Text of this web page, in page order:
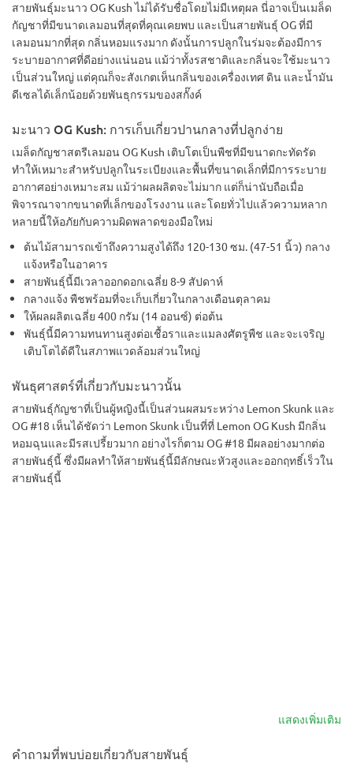
สายพันธุ์มะนาว OG Kush ไม่ได้รับชื่อโดยไม่มีเหตุผล นี่อาจเป็นเมล็ด
กัญชาที่มีขนาดเลมอนที่สุดที่คุณเคยพบ และเป็นสายพันธุ์ OG ที่มี
เลมอนมากที่สุด กลิ่นหอมแรงมาก ดังนั้นการปลูกในร่มจะต้องมีการ
ระบายอากาศที่ดีอย่างแน่นอน แม้ว่าทั้งรสชาติและกลิ่นจะใช้มะนาว
เป็นส่วนใหญ่ แต่คุณก็จะสังเกตเห็นกลิ่นของเครื่องเทศ ดิน และน้ำมัน
ดีเซลได้เล็กน้อยด้วยพันธุกรรมของสกั๊งค์
มะนาว OG Kush: การเก็บเกี่ยวปานกลางที่ปลูกง่าย
เมล็ดกัญชาสตรีเลมอน OG Kush เติบโตเป็นพืชที่มีขนาดกะทัดรัด
ทำให้เหมาะสำหรับปลูกในระเบียงและพื้นที่ขนาดเล็กที่มีการระบาย
อากาศอย่างเหมาะสม แม้ว่าผลผลิตจะไม่มาก แต่ก็น่านับถือเมื่อ
พิจารณาจากขนาดที่เล็กของโรงงาน และโดยทั่วไปแล้วความหลาก
หลายนี้ให้อภัยกับความผิดพลาดของมือใหม่
ต้นไม้สามารถเข้าถึงความสูงได้ถึง 120-130 ซม. (47-51 นิ้ว) กลาง
แจ้งหรือในอาคาร
สายพันธุ์นี้มีเวลาออกดอกเฉลี่ย 8-9 สัปดาห์
กลางแจ้ง พืชพร้อมที่จะเก็บเกี่ยวในกลางเดือนตุลาคม
ให้ผลผลิตเฉลี่ย 400 กรัม (14 ออนซ์) ต่อต้น
พันธุ์นี้มีความทนทานสูงต่อเชื้อราและแมลงศัตรูพืช และจะเจริญ
เติบโตได้ดีในสภาพแวดล้อมส่วนใหญ่
พันธุศาสตร์ที่เกี่ยวกับมะนาวนั้น
สายพันธุ์กัญชาที่เป็นผู้หญิงนี้เป็นส่วนผสมระหว่าง Lemon Skunk และ
OG #18 เห็นได้ชัดว่า Lemon Skunk เป็นที่ที่ Lemon OG Kush มีกลิ่น
หอมฉุนและมีรสเปรี้ยวมาก อย่างไรก็ตาม OG #18 มีผลอย่างมากต่อ
สายพันธุ์นี้ ซึ่งมีผลทำให้สายพันธุ์นี้มีลักษณะหัวสูงและออกฤทธิ์เร็วใน
สายพันธุ์นี้
แสดงเพิ่มเติม
คำถามที่พบบ่อยเกี่ยวกับสายพันธุ์